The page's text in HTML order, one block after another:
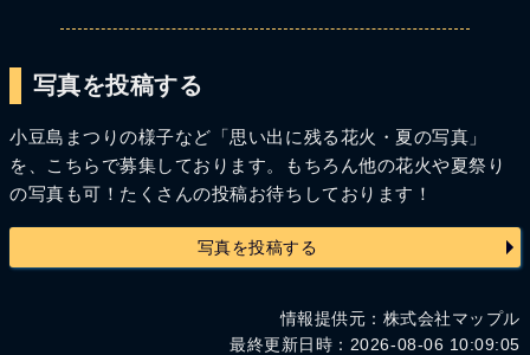
写真を投稿する
小豆島まつりの様子など「思い出に残る花火・夏の写真」
を、こちらで募集しております。もちろん他の花火や夏祭り
の写真も可！たくさんの投稿お待ちしております！
写真を投稿する
情報提供元：株式会社マップル
最終更新日時：2026-08-06 10:09:05